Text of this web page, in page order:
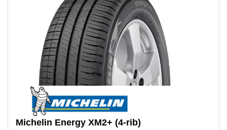
Michelin Energy XM2+ (4-rib)